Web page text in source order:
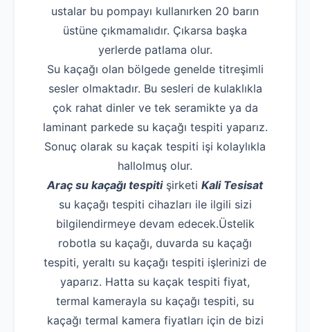
ustalar bu pompayı kullanırken 20 barın
üstüne çıkmamalıdır. Çıkarsa başka
yerlerde patlama olur.
Su kaçağı olan bölgede genelde titreşimli
sesler olmaktadır. Bu sesleri de kulaklıkla
çok rahat dinler ve tek seramikte ya da
laminant parkede su kaçağı tespiti yaparız.
Sonuç olarak su kaçak tespiti işi kolaylıkla
hallolmuş olur.
Araç su kaçağı tespitişirketi Kali Tesisat
su kaçağı tespiti cihazları ile ilgili sizi
bilgilendirmeye devam edecek.Üstelik
robotla su kaçağı, duvarda su kaçağı
tespiti, yeraltı su kaçağı tespiti işlerinizi de
yaparız. Hatta su kaçak tespiti fiyat,
termal kamerayla su kaçağı tespiti, su
kaçağı termal kamera fiyatları için de bizi